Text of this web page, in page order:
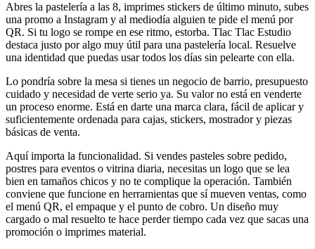
Abres la pastelería a las 8, imprimes stickers de último minuto, subes
una promo a Instagram y al mediodía alguien te pide el menú por
QR. Si tu logo se rompe en ese ritmo, estorba. Tlac Tlac Estudio
destaca justo por algo muy útil para una pastelería local. Resuelve
una identidad que puedas usar todos los días sin pelearte con ella.
Lo pondría sobre la mesa si tienes un negocio de barrio, presupuesto
cuidado y necesidad de verte serio ya. Su valor no está en venderte
un proceso enorme. Está en darte una marca clara, fácil de aplicar y
suficientemente ordenada para cajas, stickers, mostrador y piezas
básicas de venta.
Aquí importa la funcionalidad. Si vendes pasteles sobre pedido,
postres para eventos o vitrina diaria, necesitas un logo que se lea
bien en tamaños chicos y no te complique la operación. También
conviene que funcione en herramientas que sí mueven ventas, como
el menú QR, el empaque y el punto de cobro. Un diseño muy
cargado o mal resuelto te hace perder tiempo cada vez que sacas una
promoción o imprimes material.